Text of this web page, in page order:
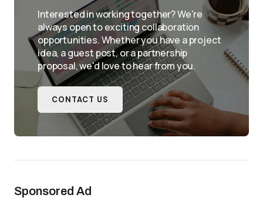
Interested in working together? We're
always open to exciting collaboration
opportunities. Whether you have a project
idea, a guest post, or a partnership
proposal, we'd love to hear from you.
CONTACT US
Sponsored Ad